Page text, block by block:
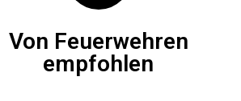
Von Feuerwehren
empfohlen